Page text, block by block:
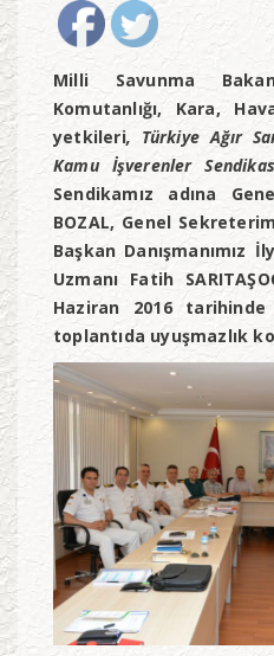
Milli Savunma
Komutanlığı, Kara,
yetkileri, Türkiye Ağır
Kamu İşverenler
Sendikamız adına
BOZAL, Genel
Başkan Danışmanımız
Uzmanı Fatih
Haziran 2016 tarihinde
toplantıda uyuşmazlık